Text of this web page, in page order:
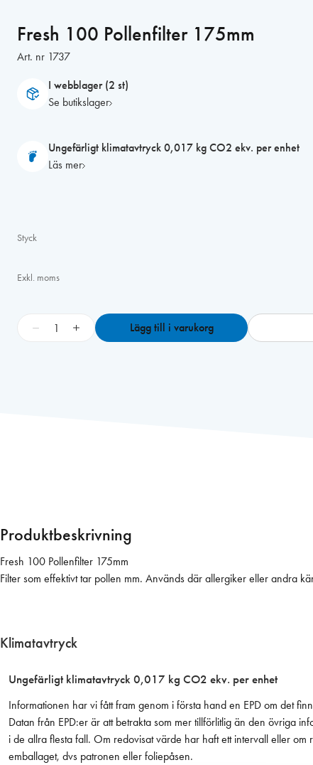
Fresh 100 Pollenfilter 175mm
Art. nr 1737
I webblager (2 st)
Se butikslager
Ungefärligt klimatavtryck 0,017 kg CO2 ekv. per enhet
Läs mer
Styck
Exkl. moms
n
f
i
r
7
5
m
m
+ Lägg till i varukorg
Klimatavtryck
Ungefärligt klimatavtryck 0,017 kg CO2 ekv. per enhet
Informationen har vi fått fram genom i första hand en EPD om det
Datan från EPD:er är att betrakta som mer tillförlitlig än den övriga
i de allra flesta fall. Om redovisat värde har haft ett intervall eller
emballaget, dvs patronen eller foliepåsen.
Produktbeskrivning
Fresh 100 Pollenfilter 175mm
Filter som effektivt tar pollen mm. Används där allergiker eller andra